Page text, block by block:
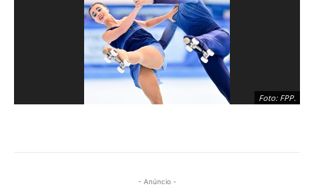
Foto: FPP.
- Anúncio -